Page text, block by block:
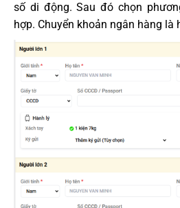
số di động. Sau đó chọn
hợp. Chuyển khoản ngân hàng là